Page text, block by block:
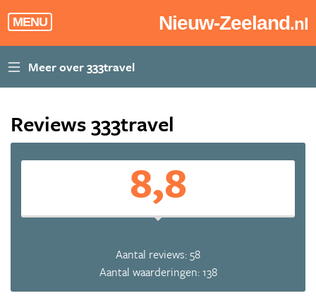
MENU Nieuw-Zeeland.nl
Reviews 333travel
8,8
Aantal reviews: 58
Aantal waarderingen: 138